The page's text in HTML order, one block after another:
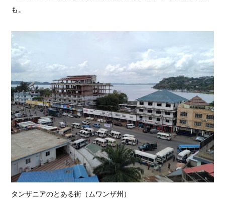
も。
タンザニアのとある街（ムワンザ州）